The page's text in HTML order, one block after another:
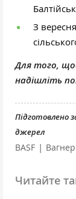
З
Для того,
надішліть
Підготовлено
джерел
BASF | Вагнер
Читайте